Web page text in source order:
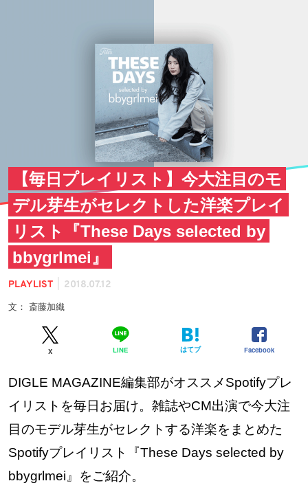
【毎日プレイリスト】今大注目のモ
デル芽生がセレクトした洋楽プレイ
リスト『These Days selected by
bbygrlmei』
PLAYLIST 2018.07.12
文： 斎藤加織
X LINE はてブ Facebook
DIGLE MAGAZINE編集部がオススメSpotifyプレ
イリストを毎日お届け。雑誌やCM出演で今大注
目のモデル芽生がセレクトする洋楽をまとめた
Spotifyプレイリスト『These Days selected by
bbygrlmei』をご紹介。